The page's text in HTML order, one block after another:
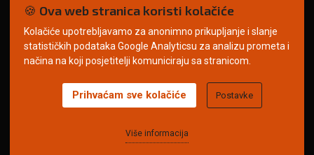
© Copyright 2026. | ARILEO
Uvjeti korištenja Politika privatnosti
Impressum
🍪 Ova web stranica koristi kolačiće
Kolačiće upotrebljavamo za anonimno prikupljanje i slanje
statističkih podataka Google Analyticsu za analizu prometa i
načina na koji posjetitelji komuniciraju sa stranicom.
Više informacija
Prihvaćam sve kolačiće Postavke